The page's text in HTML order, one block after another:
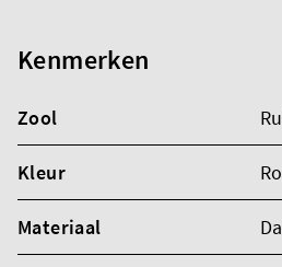
Kenmerken
Zool
Kleur
Materiaal